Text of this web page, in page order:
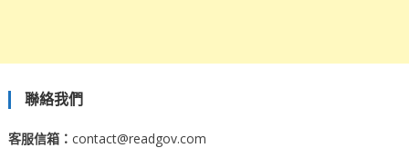
聯絡我們
客服信箱： contact@readgov.com